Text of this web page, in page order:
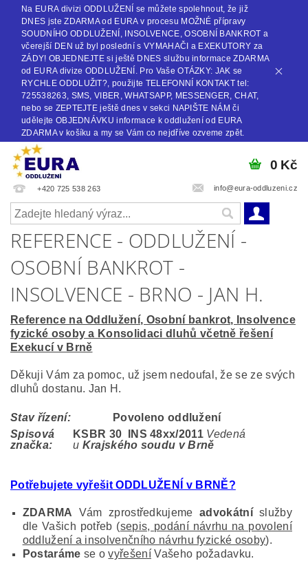
Na EURA divizi ODDLUŽENÍ se můžete spolehnout, že již
DNES jste ZDARMA od EURA v procesu MOŽNÉ přípravy
SOUDNÍHO ODDLUŽENÍ, INSOLVENCE, OSOBNÍ BANKROT a
včerejší DEN už byl poslední s VYMAHAČI a EXEKUTORY za
ZÁDY! OBJEDNEJTE si ještě DNES službu informace ZDARMA
od EURA divize ODDLUŽENÍ. Pro Vaše OTÁZKY: JAK se
RYCHLE ODDLUŽIT?, použijte TELEFONNÍ KONTAKT tel:
725538263, SMS, VIBER, WHATSAPP, MESSENGER, CHAT,
nebo se ZEPTEJTE ještě dnes v sekci NAPIŠTE NÁM či
udělejte OBJEDNÁVKU informace k oddlužení od EURA
ZDARMA v košíku a my se Vám co nejdříve ozveme zpět.
+420 725 538 263 info@eura-oddluzeni.cz
0 Kč
REFERENCE - ODDLUŽENÍ -
OSOBNÍ BANKROT -
INSOLVENCE - BRNO - JAN H.
Reference na Oddlužení, Osobní bankrot, Insolvence
fyzické osoby a Konsolidaci dluhů včetně řešení
Exekucí v Brně
Děkuji Vám za pomoc, už jsem nedoufal, že se ze svých
dluhů dostanu. Jan H.
Stav řízení:
Povoleno oddlužení
Spisová
značka:
KSBR 30 INS 48xx/2011 Vedená
u Krajského soudu v Brně
Potřebujete vyřešit ODDLUŽENÍ v BRNĚ?
ZDARMA Vám zprostředkujeme advokátníslužby
dle Vašich potřeb (sepis, podání návrhu na povolení
oddlužení a insolvenčního návrhu fyzické osoby).
Postaráme se ovyřešeníVašeho požadavku.